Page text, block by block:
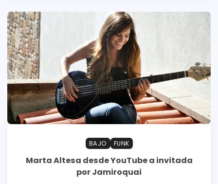
BAJO FUNK
Marta Altesa desde YouTube a invitada
por Jamiroquai